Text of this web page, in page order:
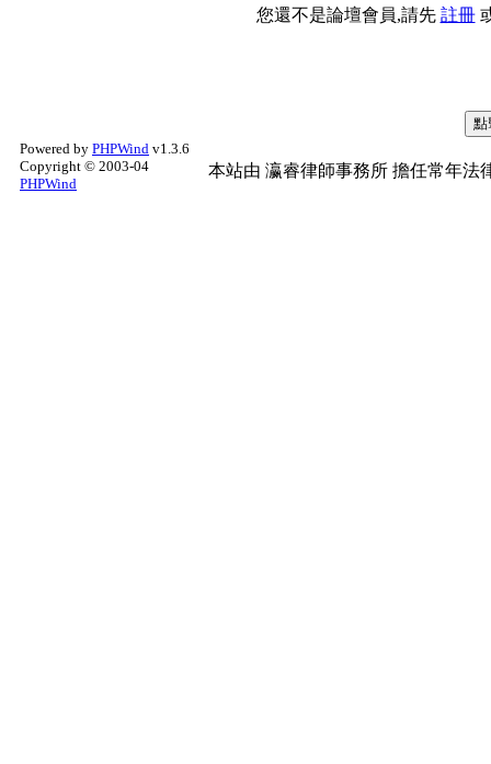
您還不是論壇會員,請先 註冊
Powered by PHPWind v1.3.6
Copyright © 2003-04
PHPWind
本站由 瀛睿律師事務所 擔任常年法